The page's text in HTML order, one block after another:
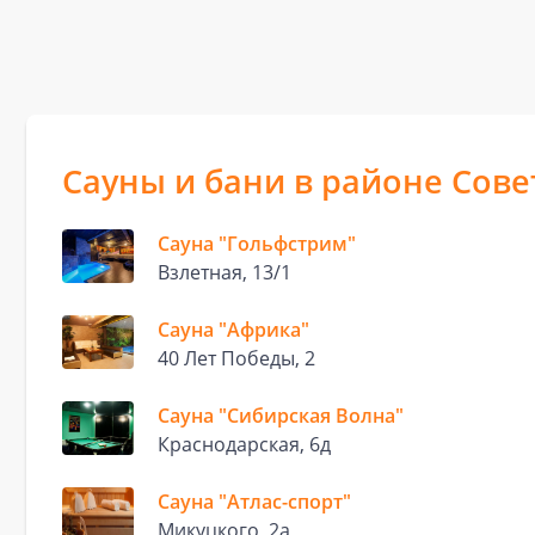
Сауны и бани в районе
Сауна "Гольфстрим"
Взлетная, 13/1
Сауна "Африка"
40 Лет Победы, 2
Сауна "Сибирская Волна"
Краснодарская, 6д
Сауна "Атлас-спорт"